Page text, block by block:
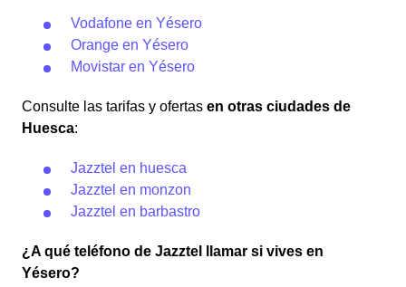
Vodafone en Yésero
Orange en Yésero
Movistar en Yésero
Consulte las tarifas y ofertas en otras ciudades de
Huesca:
Jazztel en huesca
Jazztel en monzon
Jazztel en barbastro
¿A qué teléfono de Jazztel llamar si vives en
Yésero?